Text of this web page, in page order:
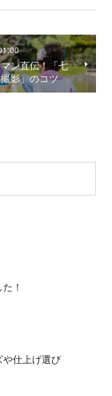
ン直伝！「七
影」のコツ
！
仕上げ選び